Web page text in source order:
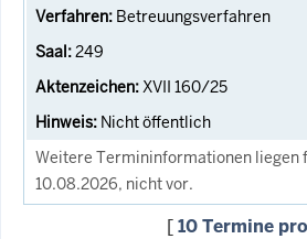
Betreuungsverfahren
249
XVII 160/25
Nicht öffentlich
Weitere Termininformationen liegen
10.08.2026, nicht vor.
[10 Termine